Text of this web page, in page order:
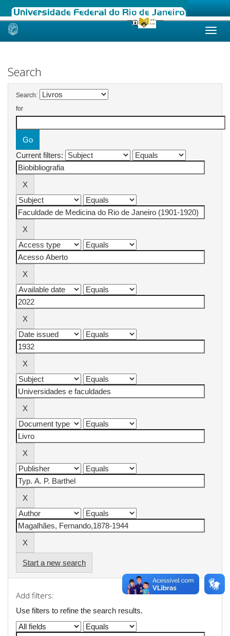
Skip
Search
Search:
for
Current filters:
Start a new search
Add filters:
Use filters to refine the search results.